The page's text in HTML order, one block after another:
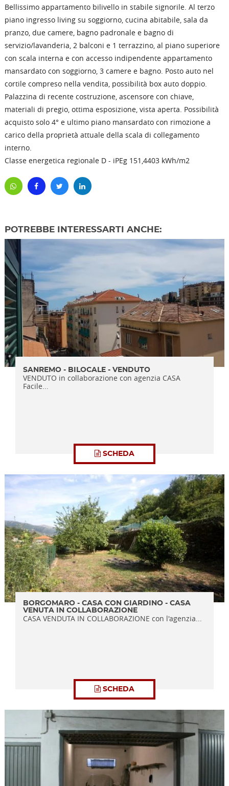
Bellissimo appartamento bilivello in stabile signorile. Al terzo
piano ingresso living su soggiorno, cucina abitabile, sala da
pranzo, due camere, bagno padronale e bagno di
servizio/lavanderia, 2 balconi e 1 terrazzino, al piano superiore
con scala interna e con accesso indipendente appartamento
mansardato con soggiorno, 3 camere e bagno. Posto auto nel
cortile compreso nella vendita, possibilità box auto doppio.
Palazzina di recente costruzione, ascensore con chiave,
materiali di pregio, ottima esposizione, vista aperta. Possibilità
acquisto solo 4° e ultimo piano mansardato con rimozione a
carico della proprietà attuale della scala di collegamento
interno.
Classe energetica regionale D - iPEg 151,4403 kWh/m2
POTREBBE INTERESSARTI ANCHE:
SANREMO - BILOCALE - VENDUTO
VENDUTO in collaborazione con agenzia CASA
Facile...
SCHEDA
BORGOMARO - CASA CON GIARDINO - CASA
VENUTA IN COLLABORAZIONE
CASA VENDUTA IN COLLABORAZIONE con l'agenzia...
SCHEDA